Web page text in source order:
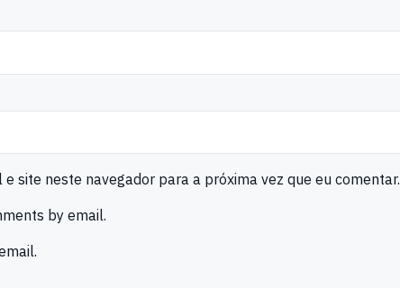
e site neste navegador para a próxima vez que eu comentar.
by email.